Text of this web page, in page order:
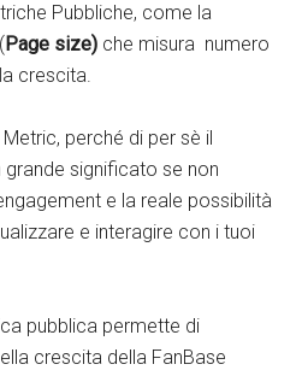
Pubbliche, come la
Page size) che misura numero
crescita.
perché di per sè il
grande significato se non
e la reale possibilità
e interagire con i tuoi
pubblica permette di
crescita della FanBase